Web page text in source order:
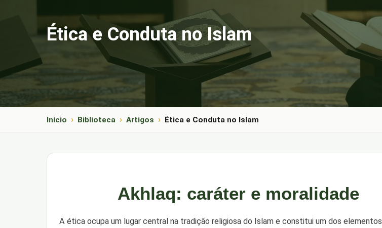
Ética e Conduta no Islam
Início Biblioteca Artigos Ética e Conduta no Islam
Akhlaq: caráter e moralidade
A ética ocupa um lugar central na tradição religiosa do Islam e constitui um dos elementos